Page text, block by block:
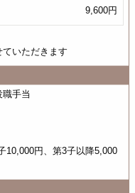
9,600円
いただきます
手当
10,000円、第3子以降5,000